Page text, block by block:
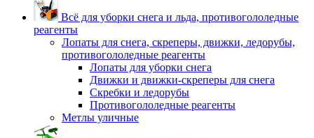
Всё для уборки снега и льда, противогололедные
реагенты
Лопаты для снега, скреперы, движки, ледорубы,
противогололедные реагенты
Лопаты для уборки снега
Движки и движки-скреперы для снега
Скребки и ледорубы
Противогололедные реагенты
Метлы уличные